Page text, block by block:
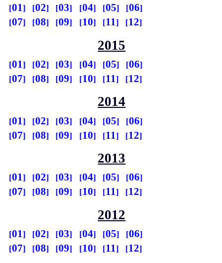
01 02 03 04 05
06
07
08 09 10 11 12
2015
01 02 03 04 05
06
07
08 09 10 11 12
2014
01 02 03 04 05
06
07
08 09 10 11 12
2013
01 02 03 04 05
06
07
08 09 10 11 12
2012
01 02 03 04 05
06
07
08 09 10 11 12